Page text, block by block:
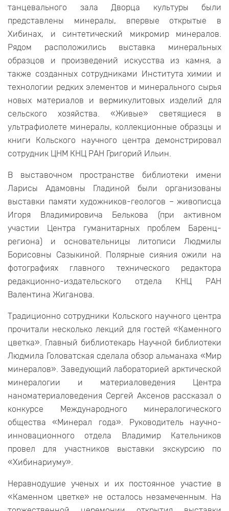
танцевального зала Дворца культуры были
представлены минералы, впервые открытые в
Хибинах, и синтетический микромир минералов.
Рядом расположились выставка минеральных
образцов и произведений искусства из камня, а
также созданных сотрудниками Института химии и
технологии редких элементов и минерального сырья
новых материалов и вермикулитовых изделий для
сельского хозяйства. «Живые» светящиеся в
ультрафиолете минералы, коллекционные образцы и
книги Кольского научного центра демонстрировал
сотрудник ЦНМ КНЦ РАН Григорий Ильин.
В выставочном пространстве библиотеки имени
Ларисы Адамовны Гладиной были организованы
выставки памяти художников-геологов – живописца
Игоря Владимировича Белькова (при активном
участии Центра гуманитарных проблем Баренц-
региона) и основательницы литописи Людмилы
Борисовны Сазыкиной. Полярные сияния ожили на
фотографиях главного технического редактора
редакционно-издательского отдела КНЦ РАН
Валентина Жиганова.
Традиционно сотрудники Кольского научного центра
прочитали несколько лекций для гостей «Каменного
цветка». Главный библиотекарь Научной библиотеки
Людмила Головатская сделала обзор альманаха «Мир
минералов». Заведующий лабораторией арктической
минералогии и материаловедения Центра
наноматериаловедения Сергей Аксенов рассказал о
конкурсе Международного минералогического
общества «Минерал года». Руководитель научно-
инновационного отдела Владимир Кательников
провел для участников выставки экскурсию по
«Хибинариуму».
Неравнодушие ученых и их постоянное участие в
«Каменном цветке» не осталось незамеченным. На